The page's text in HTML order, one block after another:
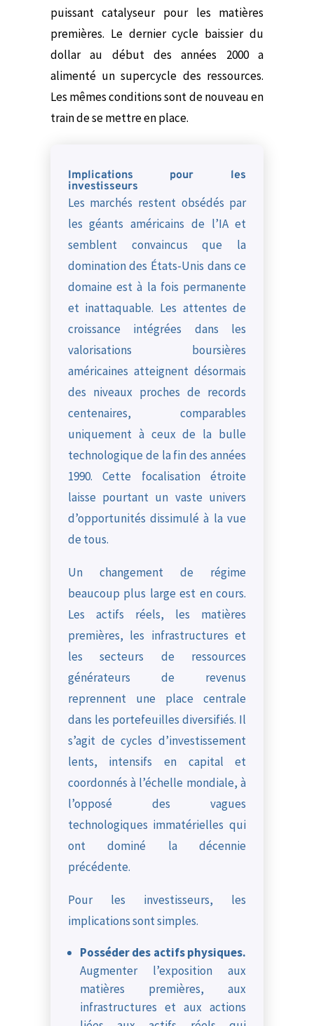
puissant catalyseur pour les matières
premières. Le dernier cycle baissier du
dollar au début des années 2000 a
alimenté un supercycle des ressources.
Les mêmes conditions sont de nouveau en
train de se mettre en place.
Implications pour les
investisseurs
Les marchés restent obsédés par
les géants américains de l’IA et
semblent convaincus que la
domination des États-Unis dans ce
domaine est à la fois permanente
et inattaquable. Les attentes de
croissance intégrées dans les
valorisations boursières
américaines atteignent désormais
des niveaux proches de records
centenaires, comparables
uniquement à ceux de la bulle
technologique de la fin des années
1990. Cette focalisation étroite
laisse pourtant un vaste univers
d’opportunités dissimulé à la vue
de tous.
Un changement de régime
beaucoup plus large est en cours.
Les actifs réels, les matières
premières, les infrastructures et
les secteurs de ressources
générateurs de revenus
reprennent une place centrale
dans les portefeuilles diversifiés. Il
s’agit de cycles d’investissement
lents, intensifs en capital et
coordonnés à l’échelle mondiale, à
l’opposé des vagues
technologiques immatérielles qui
ont dominé la décennie
précédente.
Pour les investisseurs, les
implications sont simples.
Posséder des actifs physiques.
Augmenter l’exposition aux
matières premières, aux
infrastructures et aux actions